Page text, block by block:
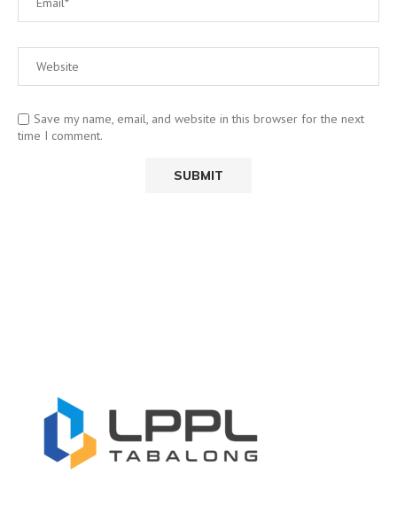
Save my name, email, and website in this browser for the next
time I comment.